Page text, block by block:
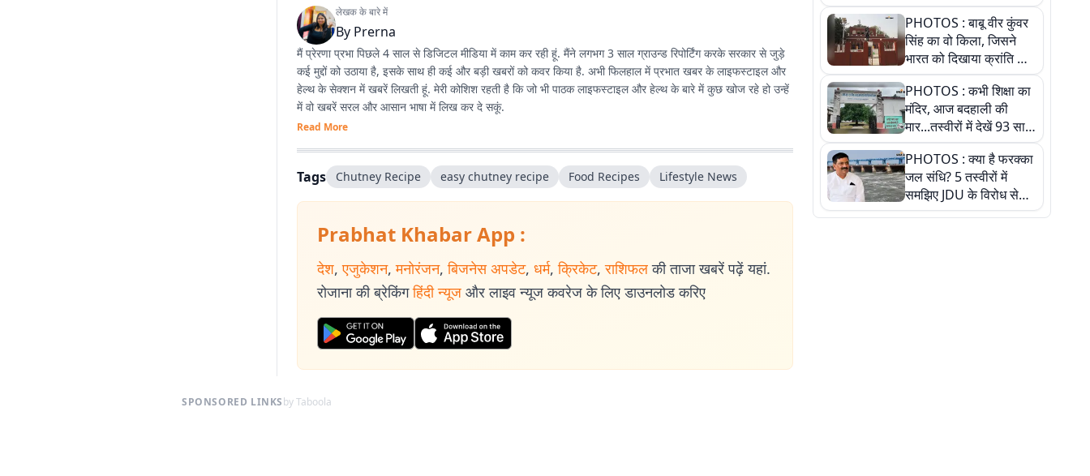
लेखक के बारे में
By Prerna
मैं प्रेरणा प्रभा पिछले 4 साल से डिजिटल मीडिया में काम कर रही हूं. मैंने लगभग 3 साल ग्राउन्ड रिपोर्टिंग करके सरकार से जुड़े
कई मुद्दों को उठाया है, इसके साथ ही कई और बड़ी खबरों को कवर किया है. अभी फिलहाल में प्रभात खबर के लाइफस्टाइल और
हेल्थ के सेक्शन में खबरें लिखती हूं. मेरी कोशिश रहती है कि जो भी पाठक लाइफस्टाइल और हेल्थ के बारे में कुछ खोज रहे हो उन्हें
में वो खबरें सरल और आसान भाषा में लिख कर दे सकूं.
Read More
Tags Chutney Recipe easy chutney recipe Food Recipes Lifestyle News
Prabhat Khabar App :
देश, एजुकेशन, मनोरंजन, बिजनेस अपडेट, धर्म, क्रिकेट, राशिफल की ताजा खबरें पढ़ें यहां.
रोजाना की ब्रेकिंग हिंदी न्यूज और लाइव न्यूज कवरेज के लिए डाउनलोड करिए
PHOTOS : बाबू वीर कुंवर
सिंह का वो किला, जिसने
भारत को दिखाया क्रांति का
रास्ता: तस्वीरों में देखिए
PHOTOS : कभी शिक्षा का
मंदिर, आज बदहाली की
मार...तस्वीरों में देखें 93 साल
पुराने इस हाई स्कूल की
हकीकत
PHOTOS : क्या है फरक्का
जल संधि? 5 तस्वीरों में
समझिए JDU के विरोध से
लेकर बिहार पर असर तक
SPONSORED LINKSby Taboola